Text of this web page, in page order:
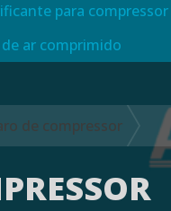
para
ar comprimido
de compressor